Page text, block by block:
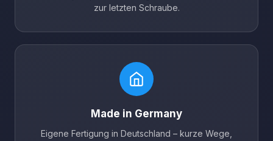
zur letzten Schraube.
Made in Germany
Eigene Fertigung in Deutschland – kurze Wege,